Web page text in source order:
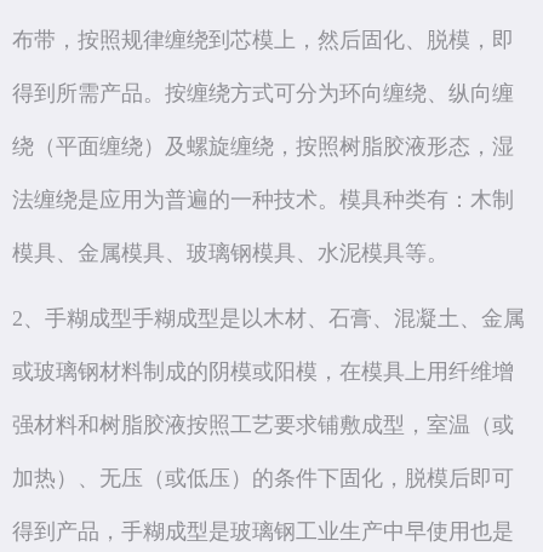
布带，按照规律缠绕到芯模上，然后固化、脱模，即
得到所需产品。按缠绕方式可分为环向缠绕、纵向缠
绕（平面缠绕）及螺旋缠绕，按照树脂胶液形态，湿
法缠绕是应用为普遍的一种技术。模具种类有：木制
模具、金属模具、玻璃钢模具、水泥模具等。
2、手糊成型手糊成型是以木材、石膏、混凝土、金属
或玻璃钢材料制成的阴模或阳模，在模具上用纤维增
强材料和树脂胶液按照工艺要求铺敷成型，室温（或
加热）、无压（或低压）的条件下固化，脱模后即可
得到产品，手糊成型是玻璃钢工业生产中早使用也是